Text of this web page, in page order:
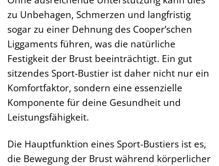
zu Unbehagen, Schmerzen und langfristig
sogar zu einer Dehnung des Cooper’schen
Liggaments führen, was die natürliche
Festigkeit der Brust beeinträchtigt. Ein gut
sitzendes Sport-Bustier ist daher nicht nur ein
Komfortfaktor, sondern eine essenzielle
Komponente für deine Gesundheit und
Leistungsfähigkeit.
Die Hauptfunktion eines Sport-Bustiers ist es,
die Bewegung der Brust während körperlicher